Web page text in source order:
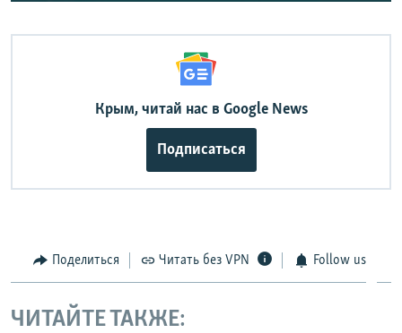
240p
720p 1080p
Крым, читай нас в Google News
Подписаться
Поделиться Читать без VPN Follow us
ЧИТАЙТЕ ТАКЖЕ: